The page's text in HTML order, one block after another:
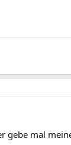
gebe mal